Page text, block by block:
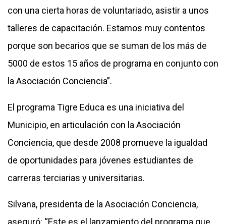
con una cierta horas de voluntariado, asistir a unos
talleres de capacitación. Estamos muy contentos
porque son becarios que se suman de los más de
5000 de estos 15 años de programa en conjunto con
la Asociación Conciencia”.
El programa Tigre Educa es una iniciativa del
Municipio, en articulación con la Asociación
Conciencia, que desde 2008 promueve la igualdad
de oportunidades para jóvenes estudiantes de
carreras terciarias y universitarias.
Silvana, presidenta de la Asociación Conciencia,
aseguró: “Este es el lanzamiento del programa que